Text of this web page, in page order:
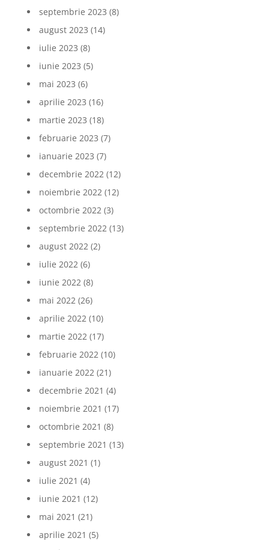
septembrie 2023 (8)
august 2023 (14)
iulie 2023 (8)
iunie 2023 (5)
mai 2023 (6)
aprilie 2023 (16)
martie 2023 (18)
februarie 2023 (7)
ianuarie 2023 (7)
decembrie 2022(12)
noiembrie 2022(12)
octombrie 2022(3)
septembrie 2022(13)
august 2022(2)
iulie 2022(6)
iunie 2022(8)
mai 2022(26)
aprilie 2022(10)
martie 2022(17)
februarie 2022(10)
ianuarie 2022(21)
decembrie 2021 (4)
noiembrie 2021 (17)
octombrie 2021 (8)
septembrie 2021 (13)
august 2021 (1)
iulie 2021 (4)
iunie 2021 (12)
mai 2021 (21)
aprilie 2021 (5)